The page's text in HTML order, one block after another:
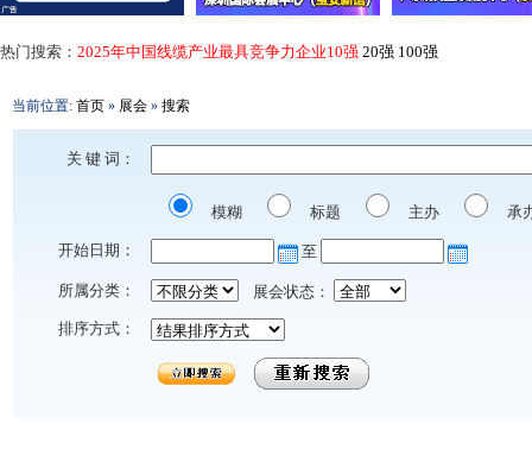
热门搜索： 2025年中国线缆产业最具竞争力企业10强 20强 100强
当前位置: 首页 » 展会 » 搜索
关 键 词：
模糊 标题 主办 承
开始日期： 至
所属分类： 展会状态：
排序方式：